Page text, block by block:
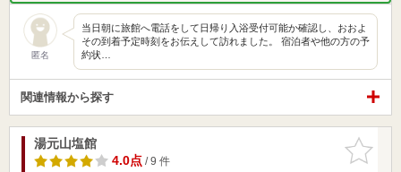
匿名
当日朝に旅館へ電話をして日帰り入浴受付可能か確認し、おおよ
その到着予定時刻をお伝えして訪れました。 宿泊者や他の方の予
約状…
関連情報から探す
お気に入
りに追加
湯元山塩館
4.0点/ 9 件